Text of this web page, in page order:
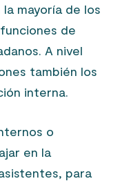
mayoría de los
de
A nivel
también los
interna.
o
en la
para